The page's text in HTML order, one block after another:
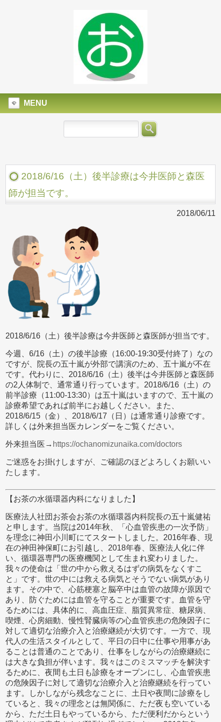
MENU
2018/6/16（土）後半診療は今井医師と森医
師が担当です。
2018/06/11
2018/6/16（土）後半診療は今井医師と森医師が担当です。
今週、6/16（土）の後半診療（16:00-19:30受付終了）なの
ですが、院長の五十嵐が外部で講演のため、五十嵐が不在
です。代わりに、2018/6/16（土）後半は今井医師と森医師
の2人体制で、通常通り行っています。2018/6/16（土）の
前半診療（11:00-13:30）は五十嵐はいますので、五十嵐の
診療希望であれば前半にお越しください。また、
2018/6/15（金）、2018/6/17（日）は通常通り診療です。
詳しくは外来担当医カレンダーをご覧ください。
外来担当医→ https://ochanomizunaika.com/doctors
ご迷惑をお掛けしますが、ご確認のほどよろしくお願いい
たします。
【お茶の水循環器内科になりました】
医療法人社団お茶会お茶の水循環器内科院長の五十嵐健祐
と申します。当院は2014年秋、「心血管疾患の一次予防」
を理念に神田小川町にてスタートしました。2016年春、現
在の神田神保町にお引越し、2018年春、医療法人化に伴
い、循環器専門の医療機関として生まれ変わりました。
我々の使命は「世の中から救えるはずの病気をなくすこ
と」です。世の中には救える病気とそうでない病気があり
ます。その中で、心筋梗塞と脳卒中は血管の故障が原因で
あり、防ぐためには血管を守ることが重要です。血管を守
るためには、具体的に、高血圧症、脂質異常症、糖尿病、
喫煙、心房細動、慢性腎臓病等の心血管疾患の危険因子に
対して適切な治療介入と治療継続が大切です。一方で、現
代人の生活スタイルとして、平日の日中に仕事や用事があ
ることは普通のことであり、仕事をしながらの治療継続に
は大きな負担が伴います。我々はこのミスマッチを解決す
るために、夜間も土日も診療をオープンにし、心血管疾患
の危険因子に対して適切な治療介入と治療継続を行ってい
ます。しかしながら残念なことに、土日や夜間に診療をし
ていると、我々の理念とは無関係に、ただ夜も空いている
から、ただ土日もやっているから、ただ便利だからという